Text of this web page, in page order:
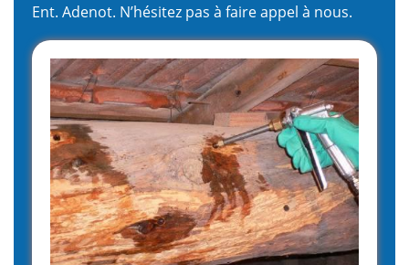
Ent. Adenot. N’hésitez pas à faire appel à nous.